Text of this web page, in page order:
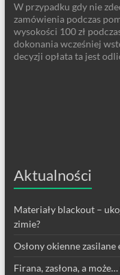
W przypadku gdy nie
zamówienia podczas
wysokości 100 zł
dokonania wcześniej
decyzji opłata ta jest
Aktualności
Materiały blackout –
zimie?
Osłony okienne
Firana, zasłona, a